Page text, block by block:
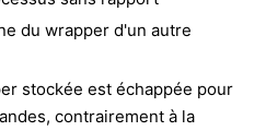
du wrapper d'un autre
stockée est échappée pour
contrairement à la